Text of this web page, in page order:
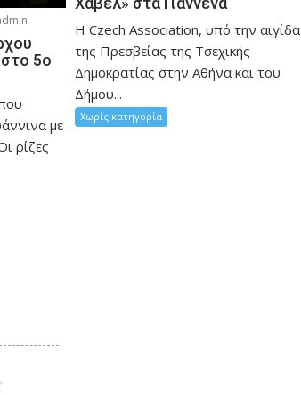
5ο
με
ρίζες
Η Czech Association, υπό την αιγίδα
της Πρεσβείας της Τσεχικής
Δημοκρατίας στην Αθήνα και του
Δήμου...
Χωρίς κατηγορία